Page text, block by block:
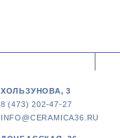
ХОЛЬЗУНОВА, 3
8 (473) 202-47-27
INFO@CERAMICA36.RU